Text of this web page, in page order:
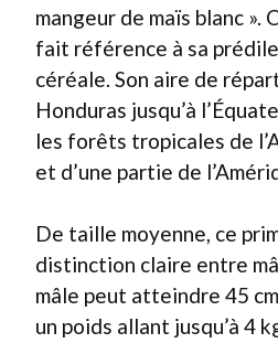
mangeur de maïs blanc
fait référence à sa
céréale. Son aire de
Honduras jusqu’à
les forêts tropicales de
et d’une partie de
De taille moyenne, ce
distinction claire entre
mâle peut atteindre 45
un poids allant jusqu’à 4